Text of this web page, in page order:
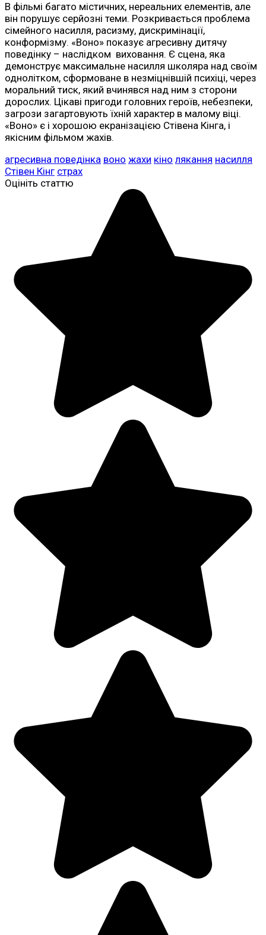
В фільмі багато містичних, нереальних елементів, але
він порушує серйозні теми. Розкривається проблема
сімейного насилля, расизму, дискримінації,
конформізму. «Воно» показує агресивну дитячу
поведінку – наслідком виховання. Є сцена, яка
демонструє максимальне насилля школяра над своїм
однолітком, сформоване в незміцнівшій психіці, через
моральний тиск, який вчинявся над ним з сторони
дорослих. Цікаві пригоди головних героїв, небезпеки,
загрози загартовують їхній характер в малому віці.
«Воно» є і хорошою екранізацією Стівена Кінга, і
якісним фільмом жахів.
агресивна поведінка воно жахи кіно лякання насилля
Стівен Кінг страх
Оцініть статтю